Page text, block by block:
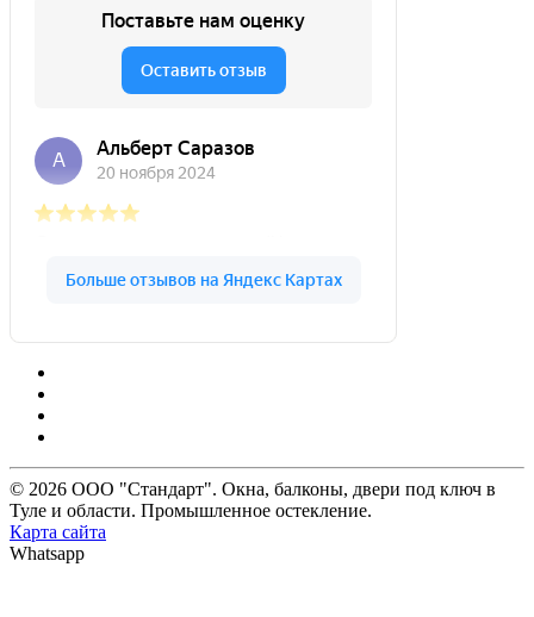
© 2026 ООО "Стандарт". Окна, балконы, двери под ключ в
Туле и области. Промышленное остекление.
Карта сайта
Whatsapp